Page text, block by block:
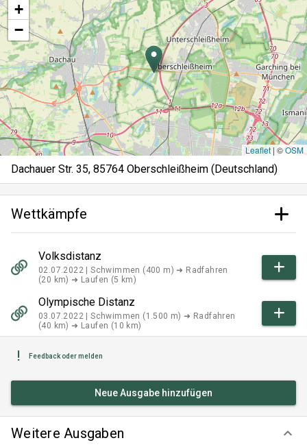
Neue Ausgabe hinzufügen
Weitere Ausgaben keyboard_arrow_down
+
−
Leaflet | ©OSM
Dachauer Str. 35, 85764 Oberschleißheim (Deutschland)
Wettkämpfe
Volksdistanz
02.07.2022 |Schwimmen (400 m) ➜ Radfahren
(20 km) ➜ Laufen (5 km)
Olympische Distanz
03.07.2022 |Schwimmen (1.500 m) ➜ Radfahren
(40 km) ➜ Laufen (10 km)
Feedback oder melden